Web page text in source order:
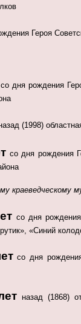
Героя
со дня рождения
(1998)
со дня рождения
краеведческому
со дня
«Синий
со дня
назад (1868)